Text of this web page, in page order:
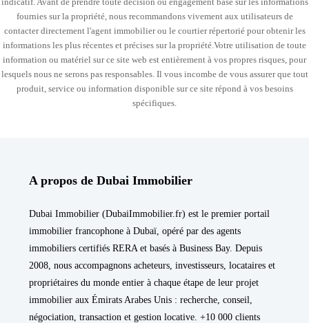
fournies sur la propriété, nous recommandons vivement aux utilisateurs de
contacter directement l'agent immobilier ou le courtier répertorié pour obtenir les
informations les plus récentes et précises sur la propriété.Votre utilisation de toute
information ou matériel sur ce site web est entièrement à vos propres risques, pour
lesquels nous ne serons pas responsables. Il vous incombe de vous assurer que tout
produit, service ou information disponible sur ce site répond à vos besoins
spécifiques.
A propos de Dubai Immobilier
Dubai Immobilier (DubaiImmobilier.fr) est le premier portail
immobilier francophone à Dubaï, opéré par des agents
immobiliers certifiés RERA et basés à Business Bay. Depuis
2008, nous accompagnons acheteurs, investisseurs, locataires et
propriétaires du monde entier à chaque étape de leur projet
immobilier aux Émirats Arabes Unis : recherche, conseil,
négociation, transaction et gestion locative. +10 000 clients